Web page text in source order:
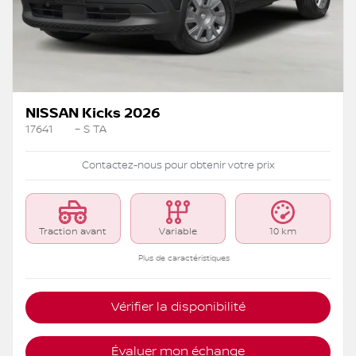
NISSAN Kicks 2026
17641 – S TA
Contactez-nous pour obtenir votre prix
Traction avant Variable 10 km
Plus de caractéristiques
Vérifier la disponibilité
Évaluer mon échange